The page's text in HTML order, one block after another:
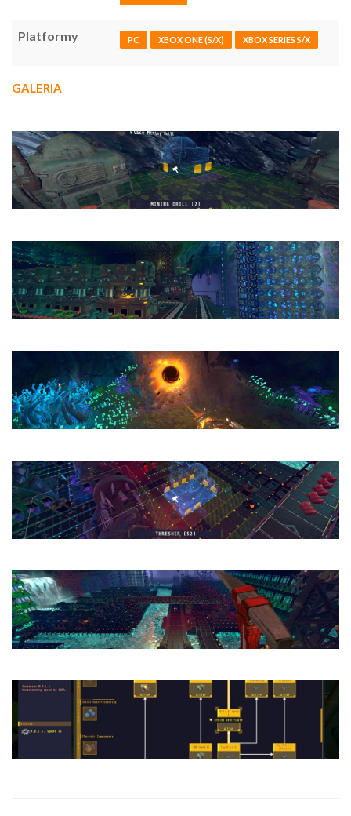
Platformy PC XBOX ONE (S/X) XBOX SERIES S/X
GALERIA